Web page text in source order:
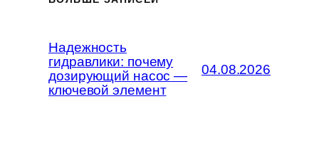
Надежность
гидравлики: почему
дозирующий насос —
ключевой элемент
04.08.2026